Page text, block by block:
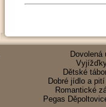
Dětské
Dobré jídlo a
Romantické
Pegas